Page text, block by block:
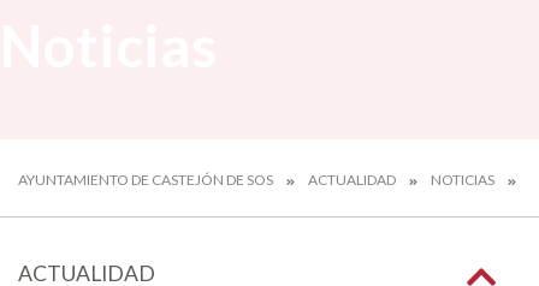
AYUNTAMIENTO DE CASTEJÓN DE SOS ACTUALIDAD NOTICIAS
ACTUALIDAD